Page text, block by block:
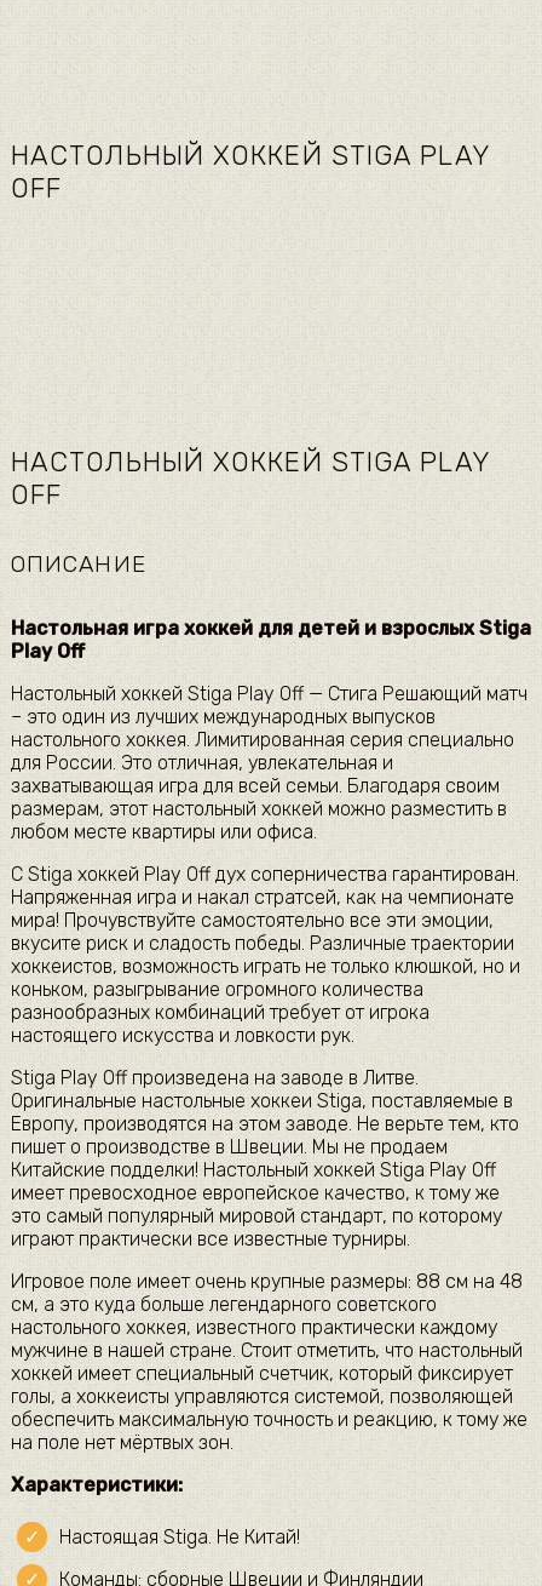
НАСТОЛЬНЫЙ ХОККЕЙ STIGA PLAY
OFF
НАСТОЛЬНЫЙ ХОККЕЙ STIGA PLAY
OFF
ОПИСАНИЕ
Настольная игра хоккей для детей и взрослых Stiga
Play Off
Настольный хоккей Stiga Play Off — Стига Решающий матч
– это один из лучших международных выпусков
настольного хоккея. Лимитированная серия специально
для России. Это отличная, увлекательная и
захватывающая игра для всей семьи. Благодаря своим
размерам, этот настольный хоккей можно разместить в
любом месте квартиры или офиса.
С Stiga хоккей Play Off дух соперничества гарантирован.
Напряженная игра и накал стратсей, как на чемпионате
мира! Прочувствуйте самостоятельно все эти эмоции,
вкусите риск и сладость победы. Различные траектории
хоккеистов, возможность играть не только клюшкой, но и
коньком, разыгрывание огромного количества
разнообразных комбинаций требует от игрока
настоящего искусства и ловкости рук.
Stiga Play Off произведена на заводе в Литве.
Оригинальные настольные хоккеи Stiga, поставляемые в
Европу, производятся на этом заводе. Не верьте тем, кто
пишет о производстве в Швеции. Мы не продаем
Китайские подделки! Настольный хоккей Stiga Play Off
имеет превосходное европейское качество, к тому же
это самый популярный мировой стандарт, по которому
играют практически все известные турниры.
Игровое поле имеет очень крупные размеры: 88 см на 48
см, а это куда больше легендарного советского
настольного хоккея, известного практически каждому
мужчине в нашей стране. Стоит отметить, что настольный
хоккей имеет специальный счетчик, который фиксирует
голы, а хоккеисты управляются системой, позволяющей
обеспечить максимальную точность и реакцию, к тому же
на поле нет мёртвых зон.
Характеристики:
Настоящая Stiga. Не Китай!
Команды: сборные Швеции и Финляндии